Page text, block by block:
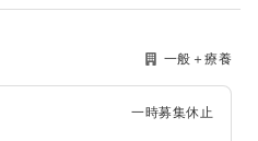
一般＋療養
一時募集休止